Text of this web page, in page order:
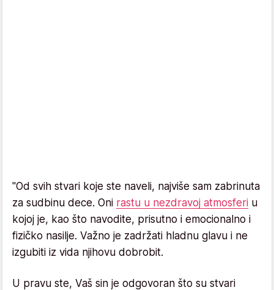
"Od svih stvari koje ste naveli, najviše sam zabrinuta
za sudbinu dece. Oni rastu u nezdravoj atmosferi u
kojoj je, kao što navodite, prisutno i emocionalno i
fizičko nasilje. Važno je zadržati hladnu glavu i ne
izgubiti iz vida njihovu dobrobit.
U pravu ste, Vaš sin je odgovoran što su stvari